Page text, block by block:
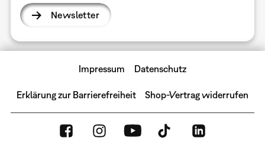
Newsletter
Impressum Datenschutz
Erklärung zur Barrierefreiheit Shop-Vertrag widerrufen